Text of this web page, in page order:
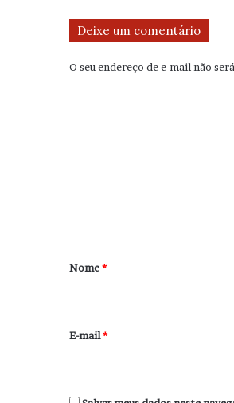
Deixe um comentário
O seu endereço de e-mail não
r
*
Nome*
E-mail*